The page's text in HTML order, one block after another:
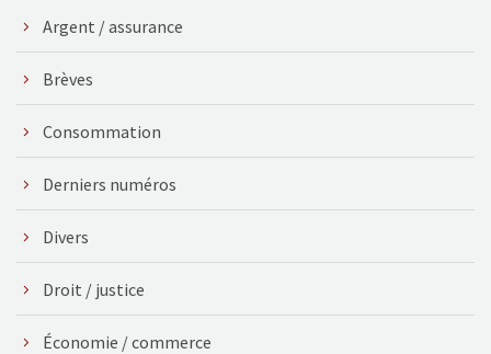
Argent / assurance
Brèves
Consommation
Derniers numéros
Divers
Droit / justice
Économie / commerce